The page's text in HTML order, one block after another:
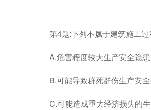
第4题:下列不属于建筑施工过
A.危害程度较大生产安全隐患
B.可能导致群死群伤生产安
C.可能造成重大经济损失的